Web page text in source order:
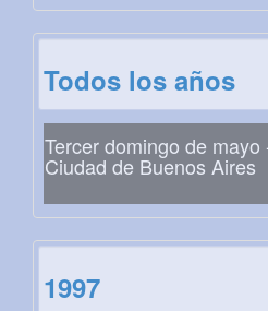
Todos los años
Tercer domingo de
Ciudad de Buenos Aires
1997